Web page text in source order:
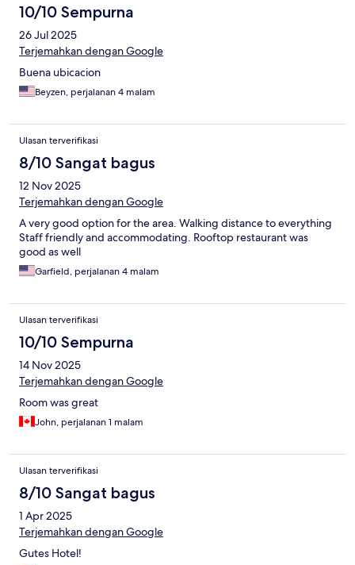
10/10 Sempurna
26 Jul 2025
Terjemahkan dengan Google
Buena ubicacion
Beyzen, perjalanan 4 malam
Ulasan terverifikasi
8/10 Sangat bagus
12 Nov 2025
Terjemahkan dengan Google
A very good option for the area. Walking distance to everything
Staff friendly and accommodating. Rooftop restaurant was
good as well
Garfield, perjalanan 4 malam
Ulasan terverifikasi
10/10 Sempurna
14 Nov 2025
Terjemahkan dengan Google
Room was great
John, perjalanan 1 malam
Ulasan terverifikasi
8/10 Sangat bagus
1 Apr 2025
Terjemahkan dengan Google
Gutes Hotel!